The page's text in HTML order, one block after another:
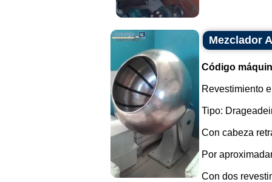
Mezclador
Código
Revestimiento
Tipo:
Con cabeza
Por
Con dos